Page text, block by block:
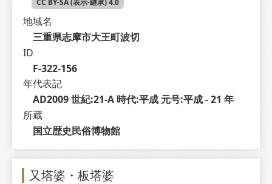
CC BY-SA (表示-継承) 4.0
地域名
三重県志摩市大王町波切
ID
F-322-156
年代表記
AD2009 世紀:21-A 時代:平成 元号:平成 - 21 年
所蔵
国立歴史民俗博物館
又塔婆・板塔婆